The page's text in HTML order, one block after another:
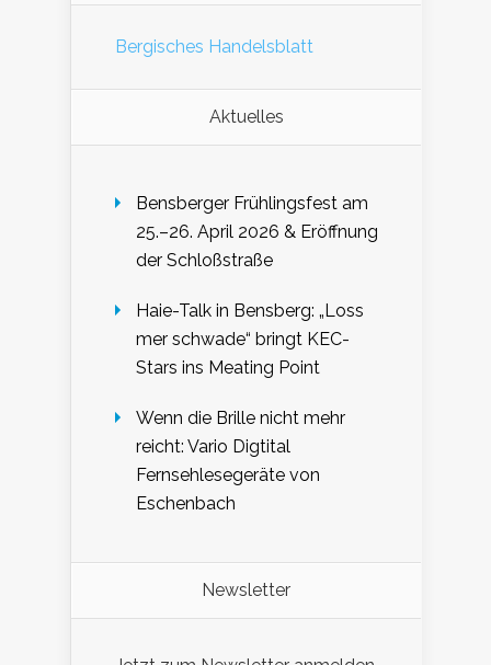
Bergisches Handelsblatt
Aktuelles
Bensberger Frühlingsfest am
25.–26. April 2026 & Eröffnung
der Schloßstraße
Haie-Talk in Bensberg: „Loss
mer schwade“ bringt KEC-
Stars ins Meating Point
Wenn die Brille nicht mehr
reicht: Vario Digtital
Fernsehlesegeräte von
Eschenbach
Newsletter